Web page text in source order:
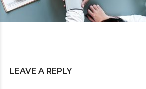
LEAVE A REPLY